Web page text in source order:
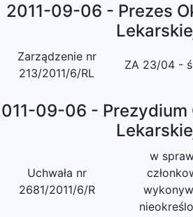
2011-09-06 - Prezes
Zarządzenie nr
213/2011/6/RL
ZA 23/04 -
09-06 - Prezydium
Uchwała nr
2681/2011/6/R
w